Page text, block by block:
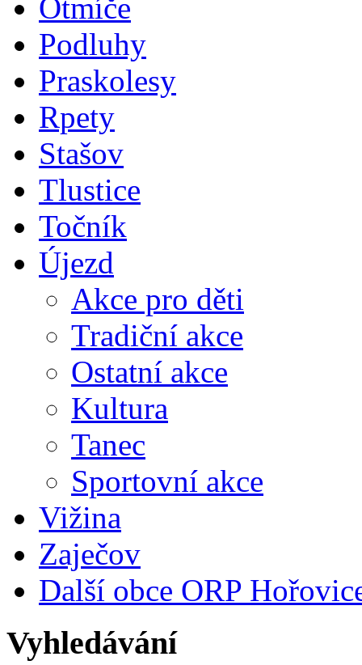
Otmíče
Podluhy
Praskolesy
Rpety
Stašov
Tlustice
Točník
Újezd
Akce pro děti
Tradiční akce
Ostatní akce
Kultura
Tanec
Sportovní akce
Vižina
Zaječov
Další obce ORP
Vyhledávání